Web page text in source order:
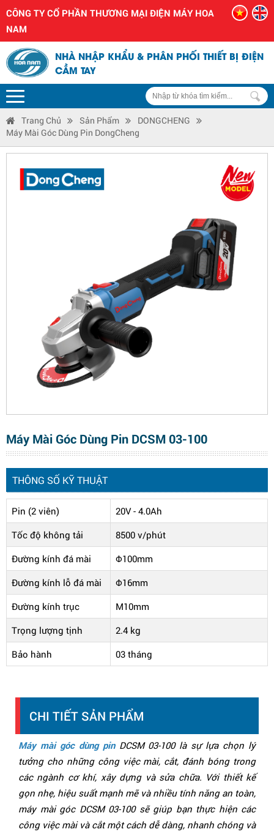
CÔNG TY CỔ PHẦN THƯƠNG MẠI ĐIỆN MÁY HOA
NAM
NHÀ NHẬP KHẨU & PHÂN PHỐI THIẾT BỊ ĐIỆN
CẦM TAY
Trang Chủ Sản Phẩm
DONGCHENG
Máy Mài Góc Dùng Pin DongCheng
Máy Mài Góc Dùng Pin DCSM 03-100
THÔNG SỐ KỸ THUẬT
Pin (2 viên)
20V - 4.0Ah
Tốc độ không tải
8500 v/phút
Đường kính đá mài
Φ100mm
Đường kính lỗ đá mài
Φ16mm
Đường kính trục
M10mm
Trọng lượng tịnh
2.4 kg
Bảo hành
03 tháng
CHI TIẾT SẢN PHẨM
Máy mài góc dùng pin DCSM 03-100 là sự lựa chọn lý
tưởng cho những công việc mài, cắt, đánh bóng trong
các ngành cơ khí, xây dựng và sửa chữa. Với thiết kế
gọn nhẹ, hiệu suất mạnh mẽ và nhiều tính năng an toàn,
máy mài góc DCSM 03-100 sẽ giúp bạn thực hiện các
công việc mài và cắt một cách dễ dàng, nhanh chóng và